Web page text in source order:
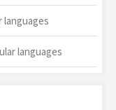
languages
languages